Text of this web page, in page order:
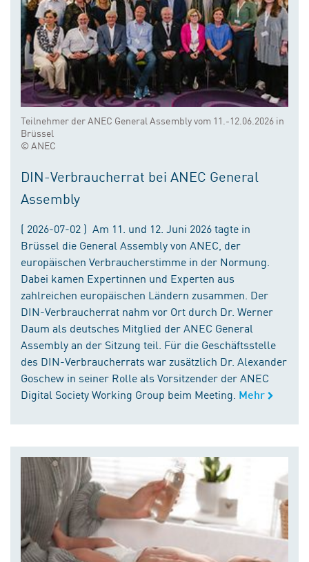
Teilnehmer der ANEC General Assembly vom 11.-12.06.2026 in
Brüssel
© ANEC
DIN-Verbraucherrat bei ANEC General
Assembly
( 2026-07-02 ) Am 11. und 12. Juni 2026 tagte in
Brüssel die General Assembly von ANEC, der
europäischen Verbraucherstimme in der Normung.
Dabei kamen Expertinnen und Experten aus
zahlreichen europäischen Ländern zusammen. Der
DIN-Verbraucherrat nahm vor Ort durch Dr. Werner
Daum als deutsches Mitglied der ANEC General
Assembly an der Sitzung teil. Für die Geschäftsstelle
des DIN-Verbraucherrats war zusätzlich Dr. Alexander
Goschew in seiner Rolle als Vorsitzender der ANEC
Digital Society Working Group beim Meeting. Mehr